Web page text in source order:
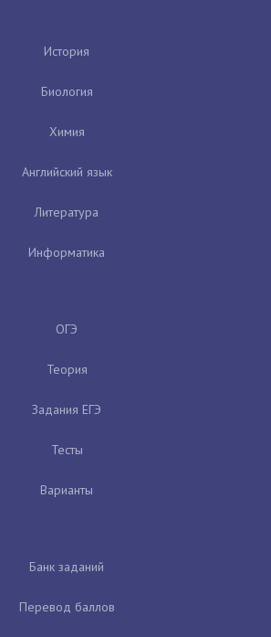
История
Биология
Химия
Английский язык
Литература
Информатика
ОГЭ
Теория
Задания ЕГЭ
Тесты
Варианты
Банк заданий
Перевод баллов